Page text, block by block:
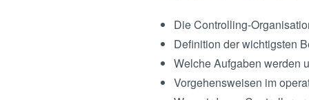
Die Controlling-
Definition der wichtigsten
Welche Aufgaben werden
Vorgehensweisen im